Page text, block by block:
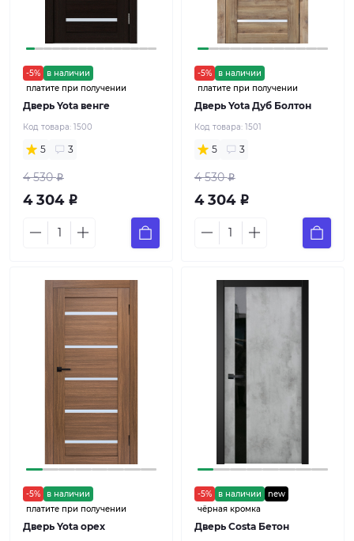
-5%
в наличии
платите при получении
Дверь Yota венге
Код товара: 1500
5 3
4 530Р
4 304 Р
-5%
в наличии
платите при получении
Дверь Yota Дуб Болтон
Код товара: 1501
5 3
4 530Р
4 304 Р
-5%
в наличии
платите при получении
Дверь Yota орех
-5% в наличии
new
чёрная кромка
Дверь Costa Бетон